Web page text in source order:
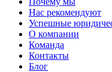
Нас рекомендуют
Успешные
О компании
Команда
Контакты
Блог